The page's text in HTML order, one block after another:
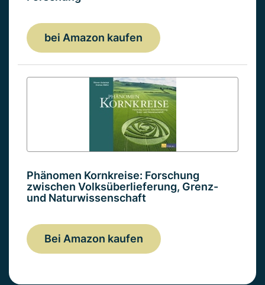
bei Amazon kaufen
Phänomen Kornkreise: Forschung
zwischen Volksüberlieferung, Grenz-
und Naturwissenschaft
Bei Amazon kaufen